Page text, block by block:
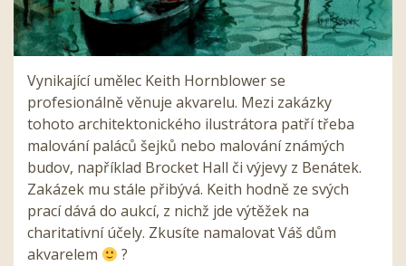
Vynikající umělec Keith Hornblower se
profesionálně věnuje akvarelu. Mezi zakázky
tohoto architektonického ilustrátora patří třeba
malování paláců šejků nebo malování známých
budov, například Brocket Hall či výjevy z Benátek.
Zakázek mu stále přibývá. Keith hodně ze svých
prací dává do aukcí, z nichž jde výtěžek na
charitativní účely. Zkusíte namalovat Váš dům
akvarelem
?